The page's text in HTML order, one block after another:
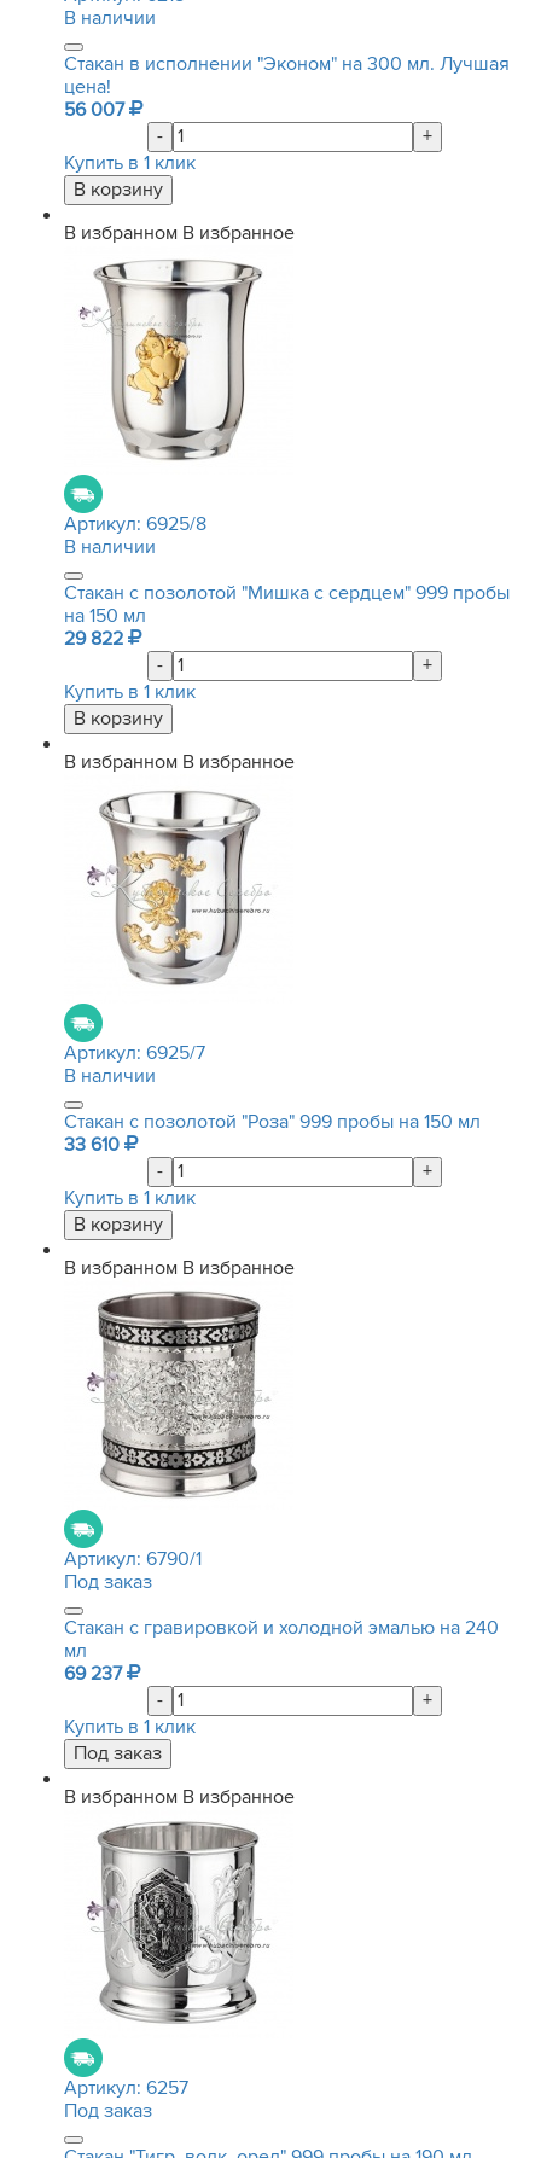
В наличии
Стакан в исполнении "Эконом" на 300 мл. Лучшая
цена!
56 007
-
+
Купить в 1 клик
В избранном В избранное
Артикул: 6925/8
В наличии
Стакан с позолотой "Мишка с сердцем" 999 пробы
на 150 мл
29 822
-
+
Купить в 1 клик
В избранном В избранное
Артикул: 6925/7
В наличии
Стакан с позолотой "Роза" 999 пробы на 150 мл
33 610
-
+
Купить в 1 клик
В избранном В избранное
Артикул: 6790/1
Под заказ
Стакан с гравировкой и холодной эмалью на 240
мл
69 237
-
+
Купить в 1 клик
В избранном В избранное
Артикул: 6257
Под заказ